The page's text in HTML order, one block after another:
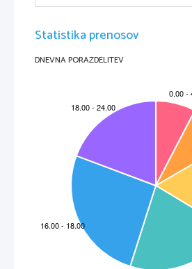
7. O vesolju
Statistika prenosov
DNEVNA PORAZDELITEV